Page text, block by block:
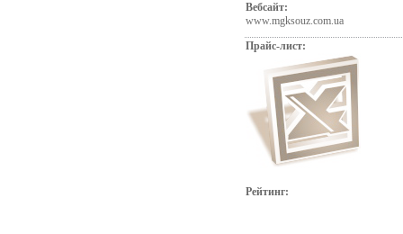
Вебсайт:
www.mgksouz.com.ua
Прайс-лист:
Рейтинг: